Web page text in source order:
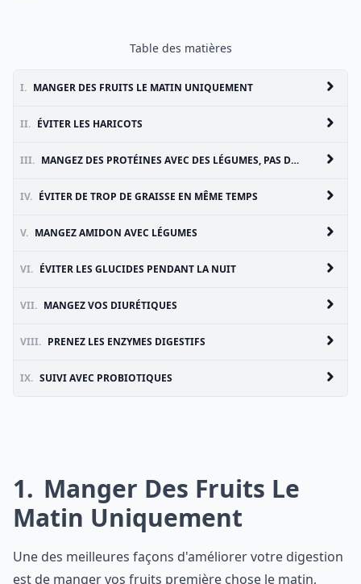
Table des matières
I. MANGER DES FRUITS LE MATIN UNIQUEMENT
II. ÉVITER LES HARICOTS
III. MANGEZ DES PROTÉINES AVEC DES LÉGUMES, PAS DE FÉCULE
IV. ÉVITER DE TROP DE GRAISSE EN MÊME TEMPS
V. MANGEZ AMIDON AVEC LÉGUMES
VI. ÉVITER LES GLUCIDES PENDANT LA NUIT
VII. MANGEZ VOS DIURÉTIQUES
VIII. PRENEZ LES ENZYMES DIGESTIFS
IX. SUIVI AVEC PROBIOTIQUES
1
Manger Des Fruits Le
Matin Uniquement
Une des meilleures façons d'améliorer votre digestion
est de manger vos fruits première chose le matin,